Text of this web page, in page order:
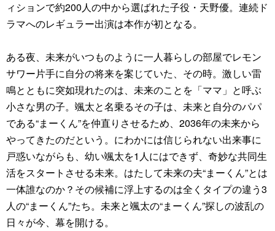
ィションで約200人の中から選ばれた子役・天野優。連続ド
ラマへのレギュラー出演は本作が初となる。
ある夜、未来がいつものように一人暮らしの部屋でレモン
サワー片手に自分の将来を案じていた、その時。激しい雷
鳴とともに突如現れたのは、未来のことを「ママ」と呼ぶ
小さな男の子。颯太と名乗るその子は、未来と自分のパパ
である“まーくん”を仲直りさせるため、2036年の未来から
やってきたのだという。にわかには信じられない出来事に
戸惑いながらも、幼い颯太を1人にはできず、奇妙な共同生
活をスタートさせる未来。はたして未来の夫“まーくん”とは
一体誰なのか？その候補に浮上するのは全くタイプの違う3
人の“まーくん”たち。未来と颯太の“まーくん”探しの波乱の
日々が今、幕を開ける。